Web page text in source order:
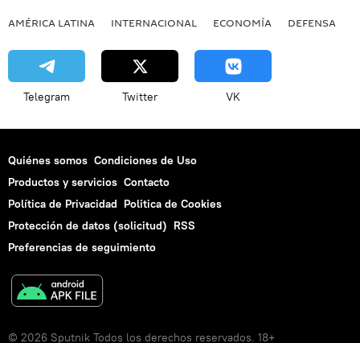
AMÉRICA LATINA INTERNACIONAL ECONOMÍA DEFENSA
Telegram Twitter VK
Quiénes somos Condiciones de Uso
Productos y servicios Contacto
Política de Privacidad Politica de Cookies
Protección de datos (solicitud) RSS
Preferencias de seguimiento
© 2026 Sputnik Todos los derechos reservados. 18+